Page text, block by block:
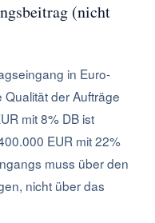
(nicht
in Euro-
der Aufträge
mit 8% DB ist
EUR mit 22%
muss über den
nicht über das